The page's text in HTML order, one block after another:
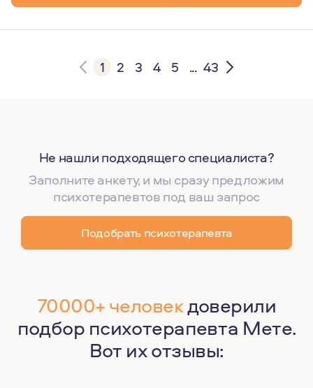
1 2 3 4 5 ... 43
Не нашли подходящего специалиста?
Заполните анкету, и мы сразу предложим
психотерапевтов под ваш запрос
Подобрать психотерапевта
70000+ человекдоверили
подбор психотерапевта Мете.
Вот их отзывы: